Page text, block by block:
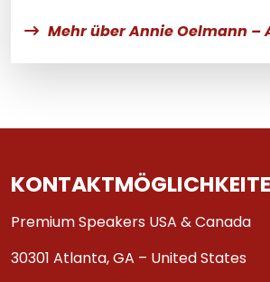
Mehr über Annie Oelmann –
Premium Speakers USA & Canada
30301 Atlanta, GA – United States